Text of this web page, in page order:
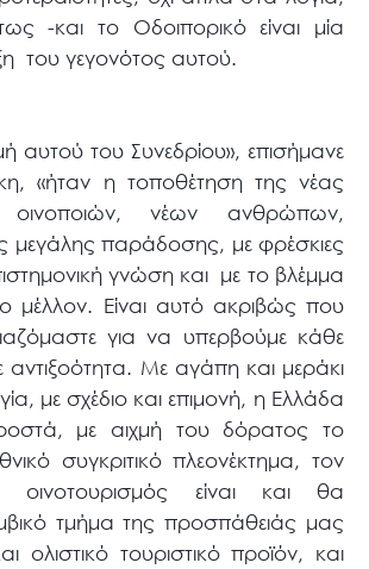
-και το Οδοιπορικό είναι μία
του γεγονότος αυτού.
αυτού του Συνεδρίου», επισήμανε
«ήταν η τοποθέτηση της νέας
νέων ανθρώπων,
μεγάλης παράδοσης, με φρέσκιες
γνώση και με το βλέμμα
μέλλον. Είναι αυτό ακριβώς που
για να υπερβούμε κάθε
αντιξοότητα. Με αγάπη και μεράκι
με σχέδιο και επιμονή, η Ελλάδα
με αιχμή του δόρατος το
συγκριτικό πλεονέκτημα, τον
είναι και θα
τμήμα της προσπάθειάς μας
ολιστικό τουριστικό προϊόν, και